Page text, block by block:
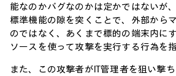
能なのかバグなのかは定かではないが
標準機能の隙を突くことで、外部から
のではなく、あくまで標的の端末内に
ソースを使って攻撃を実行する行為を指
また、この攻撃者がIT管理者を狙い撃